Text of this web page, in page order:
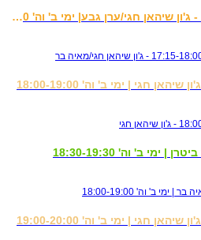
2026 קראטה מתחילים (5-7) - ג'ון שיהאן חגי/ערן גבע| ימי ב' וה' 17:15-18:00